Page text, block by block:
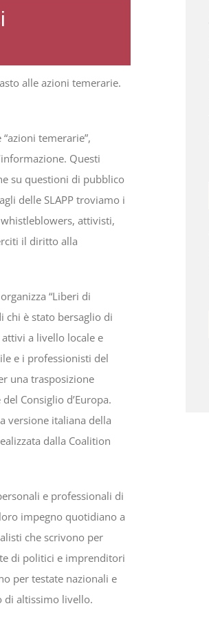
alle azioni temerarie.
temerarie”,
Questi
su questioni di pubblico
delle SLAPP troviamo i
attivisti,
il diritto alla
“Liberi di
chi è stato bersaglio di
a livello locale e
e i professionisti del
una trasposizione
Consiglio d’Europa.
versione italiana della
dalla Coalition
e professionali di
impegno quotidiano a
che scrivono per
di politici e imprenditori
per testate nazionali e
di altissimo livello.